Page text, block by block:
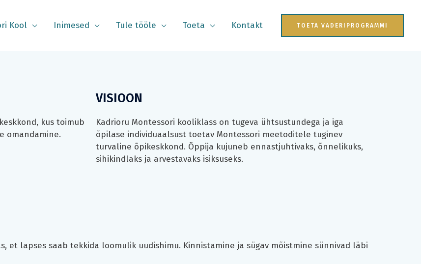
Kool Inimesed Tule tööle Toeta Kontakt TOETA VADERIPROGRAMMI
kus toimub
omandamine.
VISIOON
Kadrioru Montessori kooliklass on tugeva ühtsustundega ja iga
õpilase individuaalsust toetav Montessori meetoditele tuginev
turvaline õpikeskkond. Õppija kujuneb ennastjuhtivaks, õnnelikuks,
sihikindlaks ja arvestavaks isiksuseks.
et lapses saab tekkida loomulik uudishimu. Kinnistamine ja sügav mõistmine sünnivad läbi